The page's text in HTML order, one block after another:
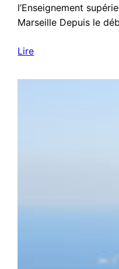
l’Enseignement
Marseille Depuis le
Lire